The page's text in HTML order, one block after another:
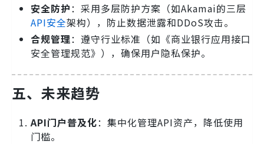
安全防护：采用多层防护方案（如Akamai的三层
API安全架构），防止数据泄露和DDoS攻击。
合规管理：遵守行业标准（如《商业银行应用接口
安全管理规范》），确保用户隐私保护。
五、未来趋势
API门户普及化：集中化管理API资产，降低使用
门槛。